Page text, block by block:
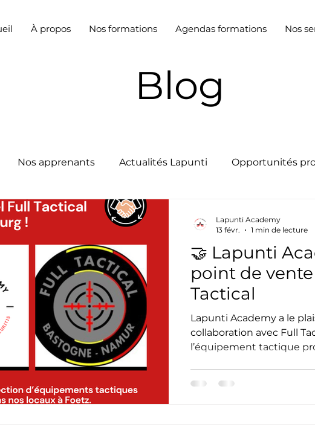
À propos Nos formations Agendas formations Nos
Blog
Nos apprenants Actualités Lapunti Opportunités
🤝 Lapunti
point de
Tactical
Lapunti Academy a le
collaboration avec Full
l’équipement tactique
officiel au Luxembourg,
Lapunti Academy
13 févr.
1 min de lecture